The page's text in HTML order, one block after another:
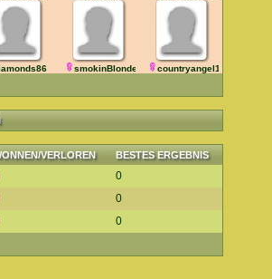
smokinBlonde countryangel1976
VERLOREN BESTES ERGEBNIS
0
0
0